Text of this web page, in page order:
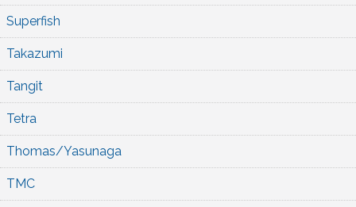
Superfish
Takazumi
Tangit
Tetra
Thomas/Yasunaga
TMC